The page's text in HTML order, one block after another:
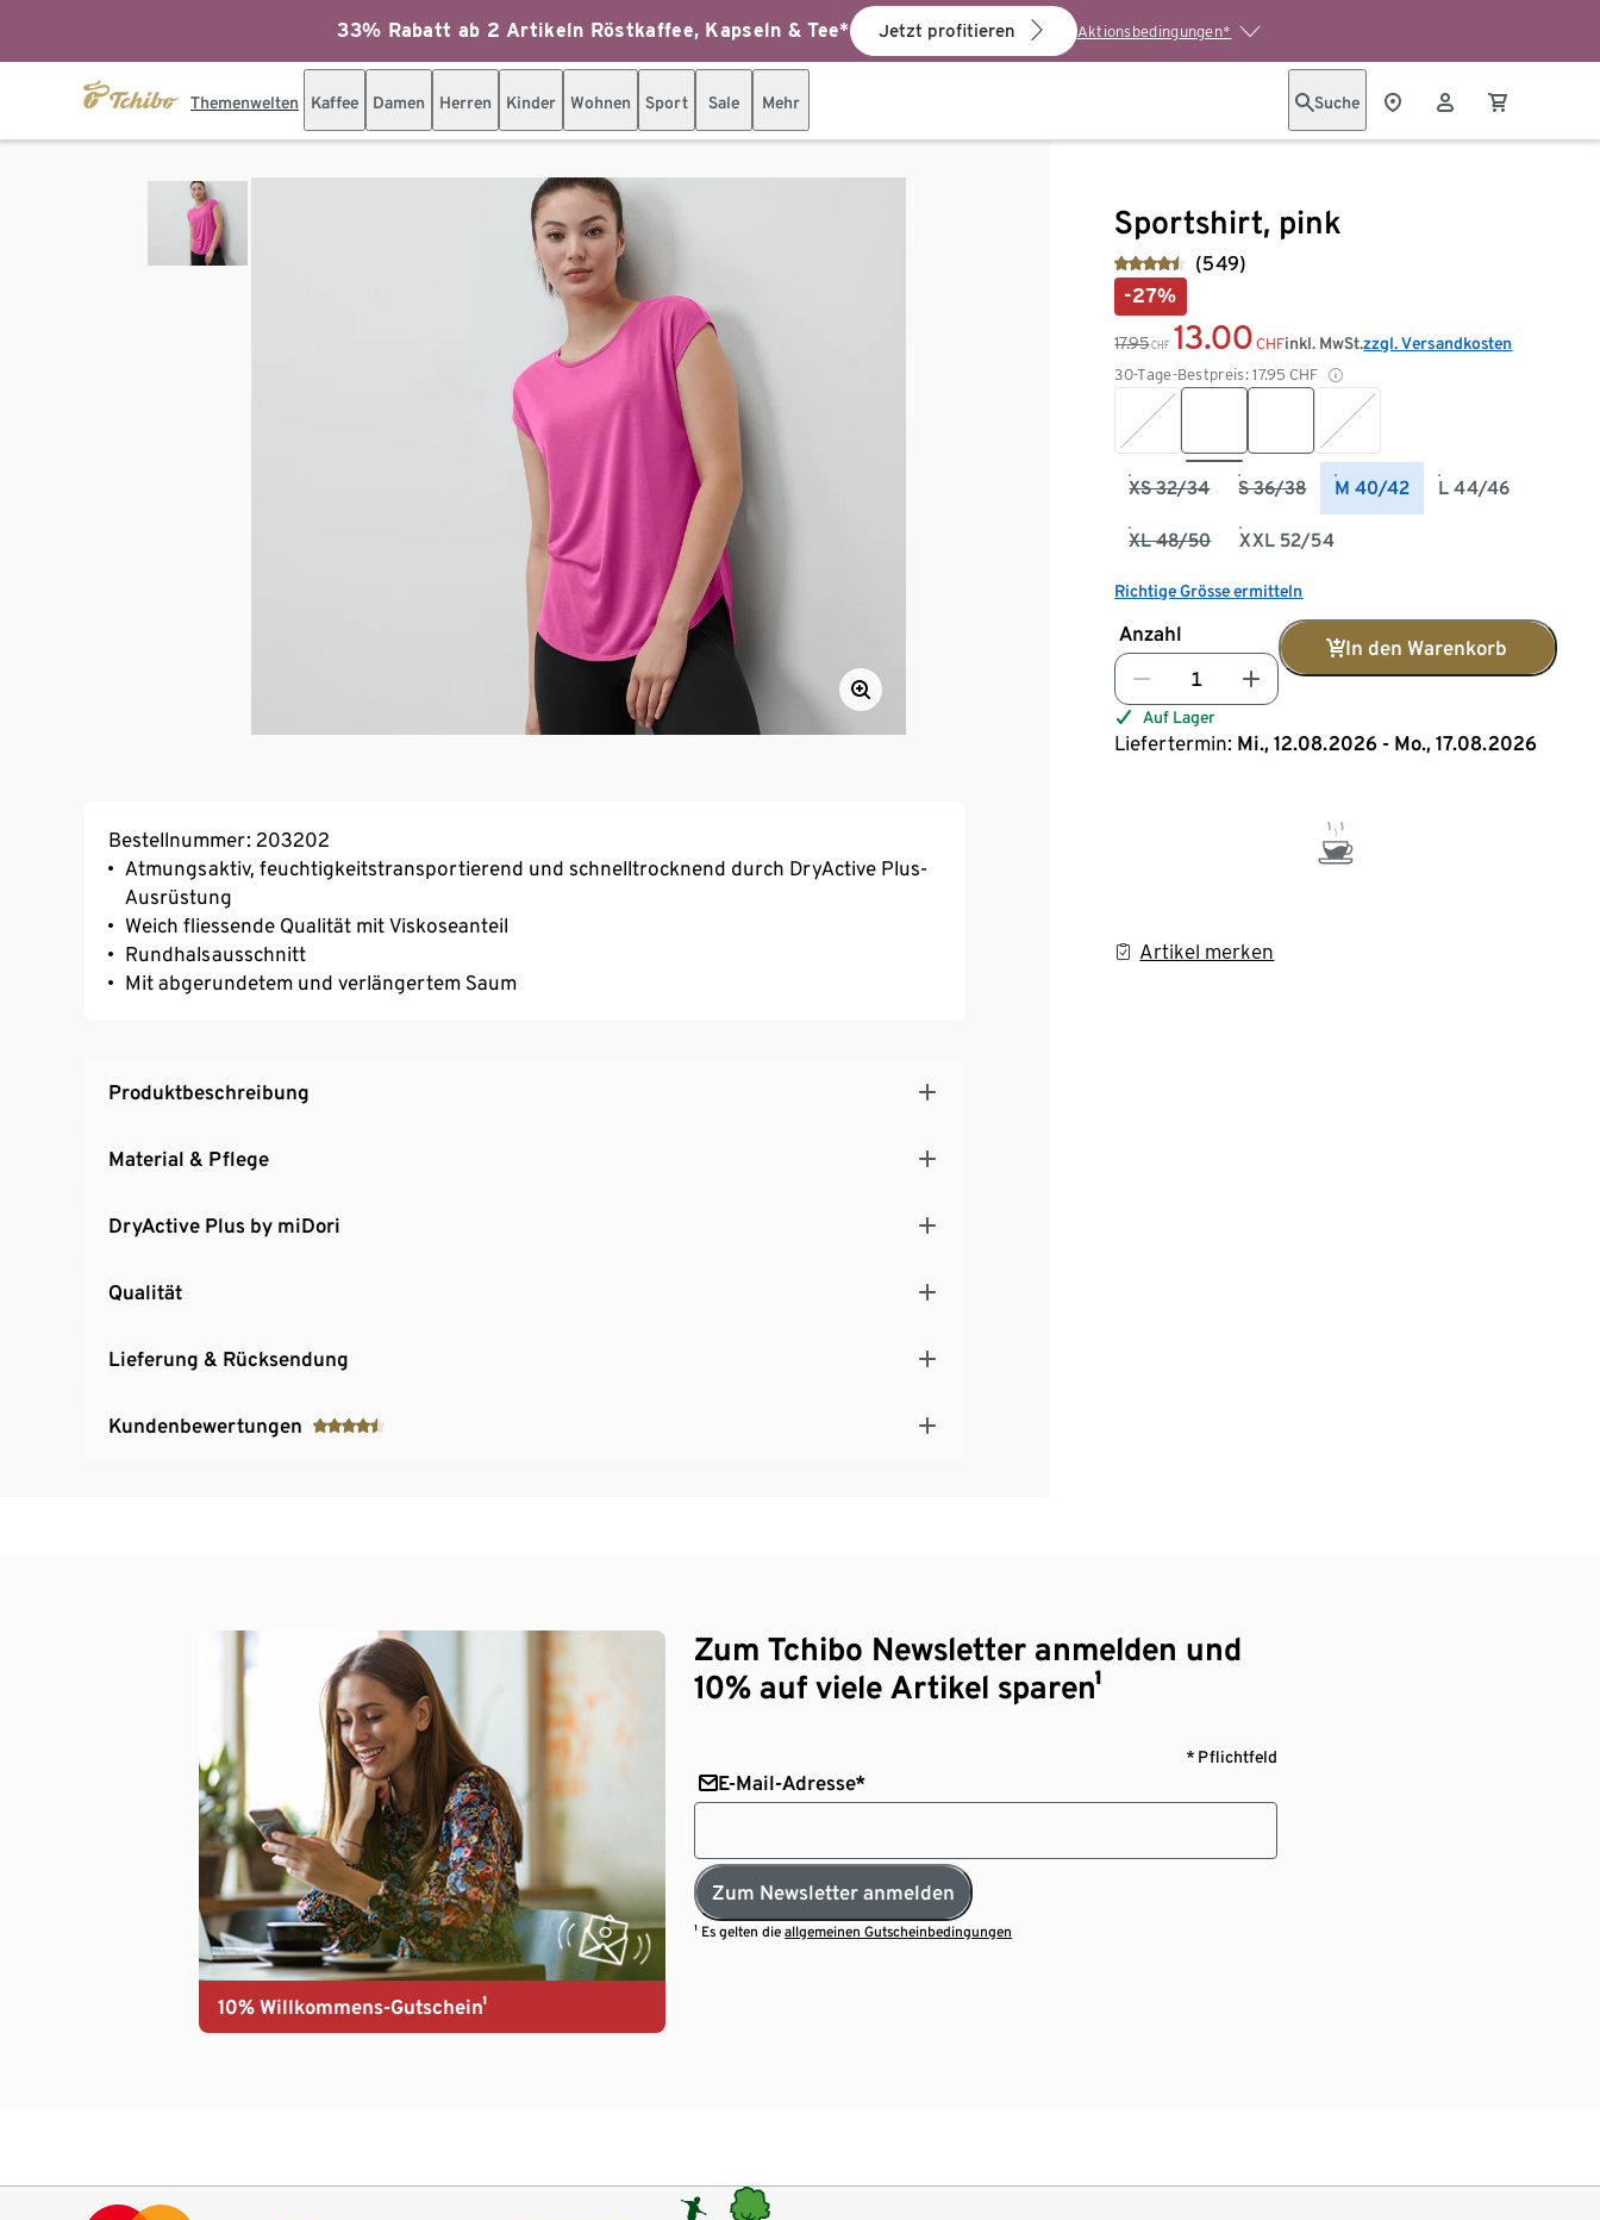
33% Rabatt ab 2 Artikeln Röstkaffee, Kapseln & Tee* Jetzt profitieren Aktionsbedingungen*
Themenwelten Kaffee Damen Herren Kinder Wohnen Sport Sale Mehr Suche
Sportshirt, pink
(549)
-27%
17.95 CHF 13.00 CHF
30-Tage-Bestpreis: 17.95 CHF
inkl. MwSt.zzgl. Versandkosten
XS 32/34 S 36/38 M 40/42 L 44/46
XL 48/50 XXL 52/54
Richtige Grösse ermitteln
Anzahl
In den Warenkorb
Auf Lager
Liefertermin: Mi., 12.08.2026 - Mo., 17.08.2026
Artikel merken
Bestellnummer: 203202
Atmungsaktiv, feuchtigkeitstransportierend und schnelltrocknend durch DryActive Plus-
Ausrüstung
Weich fliessende Qualität mit Viskoseanteil
Rundhalsausschnitt
Mit abgerundetem und verlängertem Saum
Produktbeschreibung
Material & Pflege
DryActive Plus by miDori
Qualität
Lieferung & Rücksendung
Kundenbewertungen
10% Willkommens-Gutschein¹
Zum Tchibo Newsletter anmelden und
10% auf viele Artikel sparen¹
* Pflichtfeld
E-Mail-Adresse*
Zum Newsletter anmelden
¹ Es gelten dieallgemeinen Gutscheinbedingungen